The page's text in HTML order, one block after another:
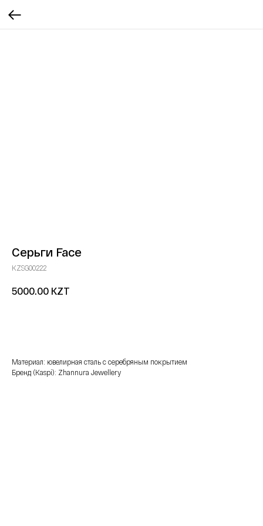
Серьги Face
KZSG00222
5000.00 KZT
Материал: ювелирная сталь с серебряным покрытием
Бренд (Kaspi): Zhannura Jewellery